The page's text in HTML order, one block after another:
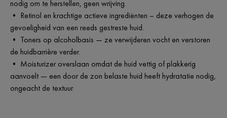
nodig om te herstellen, geen wrijving.
• Retinol en krachtige actieve ingrediënten – deze verhogen de
gevoeligheid van een reeds gestreste huid.
• Toners op alcoholbasis — ze verwijderen vocht en verstoren
de huidbarrière verder.
• Moisturizer overslaan omdat de huid vettig of plakkerig
aanvoelt — een door de zon belaste huid heeft hydratatie nodig,
ongeacht de textuur.